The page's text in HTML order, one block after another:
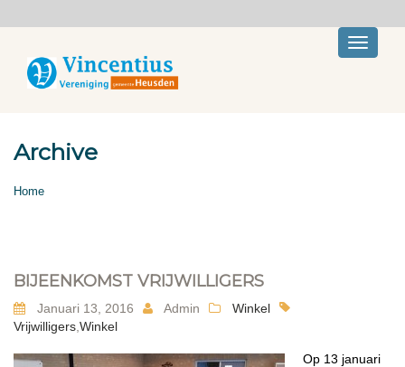
Toggle
Archive
Home
BIJEENKOMST VRIJWILLIGERS
Januari 13, 2016 Admin
Winkel
Vrijwilligers Winkel
Op 13 januari